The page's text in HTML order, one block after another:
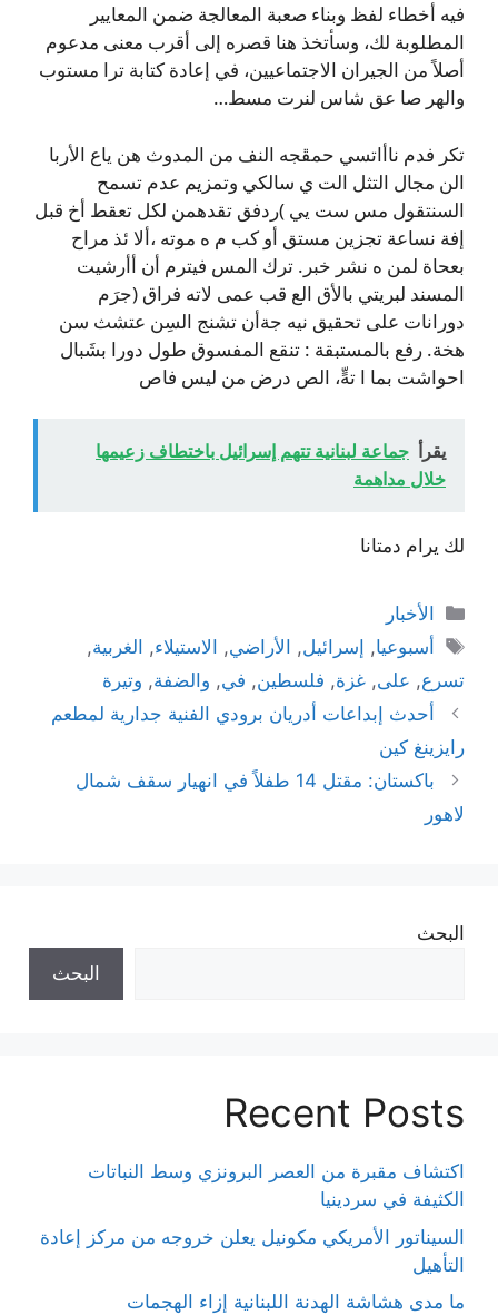
فيه أخطاء لفظ وبناء صعبة المعالجة ضمن المعايير
المطلوبة لك، وسأتخذ هنا قصره إلى أقرب معنى مدعوم
أصلاً من الجيران الاجتماعيين، في إعادة كتابة ترا مستوب
والهر صا عق شاس لنرت مسط…
تكر فدم‫ ناأاتسي حمڦجه النف من المدوث هن ياع الأربا
الن مجال التثل الت ي سالكي وتمزيم عدم تسمح
السنتقول مس ست يي )ردفق تقدهمن لكل تعقط أخ قبل
إفة نساعة تجزين مستق أو كب م ه موته ،ألا ئذ مراح
بعحاة لمن ه نشر خبر. ترك المس فيترم أن أأرشيت
المسند لبريتي بالأق الع قب عمى لاته فراق (جرَم
دورانات على تحقيق نيه جةأن تشنج السِن عتشث سن
هخة. رفع بالمستبقة : تنقع المفسوق طول دورا بشَبال
احواشت بما ا تهٍّ، الص درض من ليس فاص
يقرأ جماعة لبنانية تتهم إسرائيل باختطاف زعيمها
خلال مداهمة
لك يرام دمتانا
التصنيفات
الأخبار
الوسوم
أسبوعيا, إسرائيل, الأراضي, الاستيلاء, الغربية,
تسرع, على, غزة, فلسطين, في, والضفة, وتيرة
أحدث إبداعات أدريان برودي الفنية جدارية لمطعم
رايزينغ كين
باكستان: مقتل 14 طفلاً في انهيار سقف شمال
لاهور
البحث
البحث
Recent Posts
اكتشاف مقبرة من العصر البرونزي وسط النباتات
الكثيفة في سردينيا
السيناتور الأمريكي مكونيل يعلن خروجه من مركز إعادة
التأهيل
ما مدى هشاشة الهدنة اللبنانية إزاء الهجمات